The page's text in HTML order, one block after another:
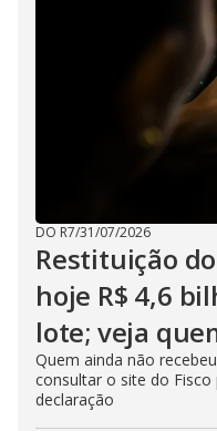
DO R7/31/07/2026
Restituição
hoje R$ 4,6
lote; veja
Quem ainda não
consultar o site do Fisco
declaração